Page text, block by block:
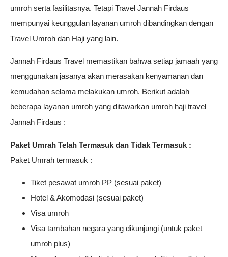
umroh serta fasilitasnya. Tetapi Travel Jannah Firdaus
mempunyai keunggulan layanan umroh dibandingkan dengan
Travel Umroh dan Haji yang lain.
Jannah Firdaus Travel memastikan bahwa setiap jamaah yang
menggunakan jasanya akan merasakan kenyamanan dan
kemudahan selama melakukan umroh. Berikut adalah
beberapa layanan umroh yang ditawarkan umroh haji travel
Jannah Firdaus :
Paket Umrah Telah Termasuk dan Tidak Termasuk :
Paket Umrah termasuk :
Tiket pesawat umroh PP (sesuai paket)
Hotel & Akomodasi (sesuai paket)
Visa umroh
Visa tambahan negara yang dikunjungi (untuk paket
umroh plus)